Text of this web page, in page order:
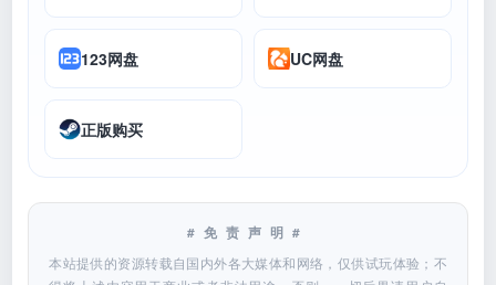
123网盘 UC网盘
正版购买
#免责声明#
本站提供的资源转载自国内外各大媒体和网络，仅供试玩体验；不